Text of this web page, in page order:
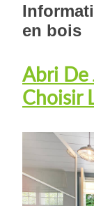
en bois
Abri De
Choisir